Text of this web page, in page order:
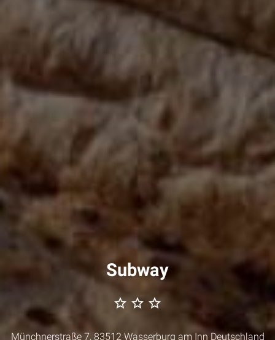
Subway
star_border star_border star_border
Münchnerstraße 7, 83512 Wasserburg am Inn Deutschland